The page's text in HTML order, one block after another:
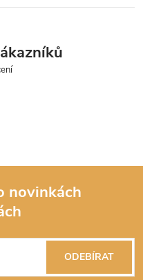
novinkách
ODEBÍRAT